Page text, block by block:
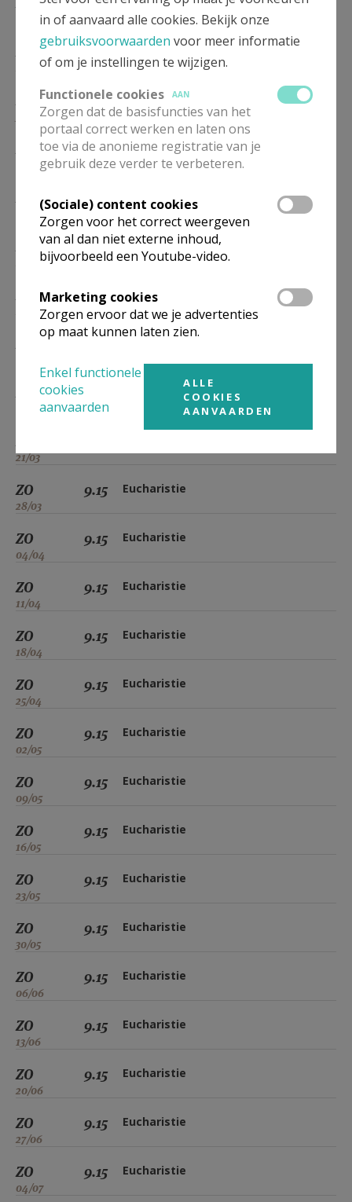
24/01
9.15 Eucharistie
9.15 Eucharistie
07/02
9.15 Eucharistie
14/02
9.15 Eucharistie
21/02
9.15 Eucharistie
28/02
9.15 Eucharistie
14/03
Eucharistie
21/03
ZO
28/03
9.15 Eucharistie
ZO
04/04
9.15 Eucharistie
ZO
11/04
9.15 Eucharistie
ZO
18/04
9.15 Eucharistie
ZO
25/04
9.15 Eucharistie
ZO
02/05
9.15 Eucharistie
ZO
09/05
9.15 Eucharistie
ZO
16/05
9.15 Eucharistie
ZO
23/05
9.15 Eucharistie
ZO
30/05
9.15 Eucharistie
ZO
06/06
9.15 Eucharistie
ZO
13/06
9.15 Eucharistie
ZO
20/06
9.15 Eucharistie
ZO
27/06
9.15 Eucharistie
ZO
04/07
9.15 Eucharistie
in of aanvaard alle cookies. Bekijk onze
gebruiksvoorwaarden voor meer informatie
of om je instellingen te wijzigen.
Functionele cookies
AAN
Zorgen dat de basisfuncties van het
portaal correct werken en laten ons
toe via de anonieme registratie van je
gebruik deze verder te verbeteren.
(Sociale) content cookies
Zorgen voor het correct weergeven
van al dan niet externe inhoud,
bijvoorbeeld een Youtube-video.
Marketing cookies
Zorgen ervoor dat we je advertenties
op maat kunnen laten zien.
Enkel functionele
cookies
aanvaarden
ALLE
COOKIES
AANVAARDEN